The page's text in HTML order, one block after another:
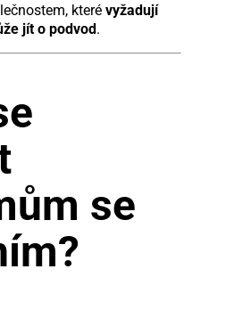
které vyžadují
jít o podvod.
se